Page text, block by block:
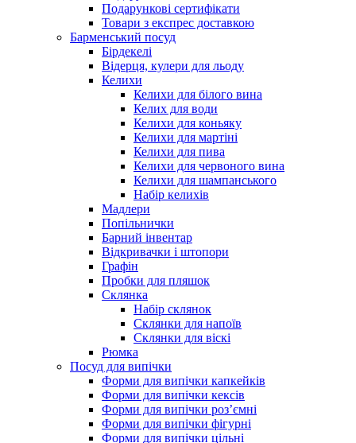
Подарункові сертифікати
Товари з експрес доставкою
Барменський посуд
Бірдекелі
Відерця, кулери для льоду
Келихи
Келихи для білого вина
Келих для води
Келихи для коньяку
Келихи для мартіні
Келихи для пива
Келихи для червоного вина
Келихи для шампанського
Набір келихів
Мадлери
Попільнички
Барний інвентар
Відкривачки і штопори
Графін
Пробки для пляшок
Склянка
Набір склянок
Склянки для напоїв
Склянки для віскі
Рюмка
Посуд для випічки
Форми для випічки капкейків
Форми для випічки кексів
Форми для випічки роз’ємні
Форми для випічки фігурні
Форми для випічки цільні